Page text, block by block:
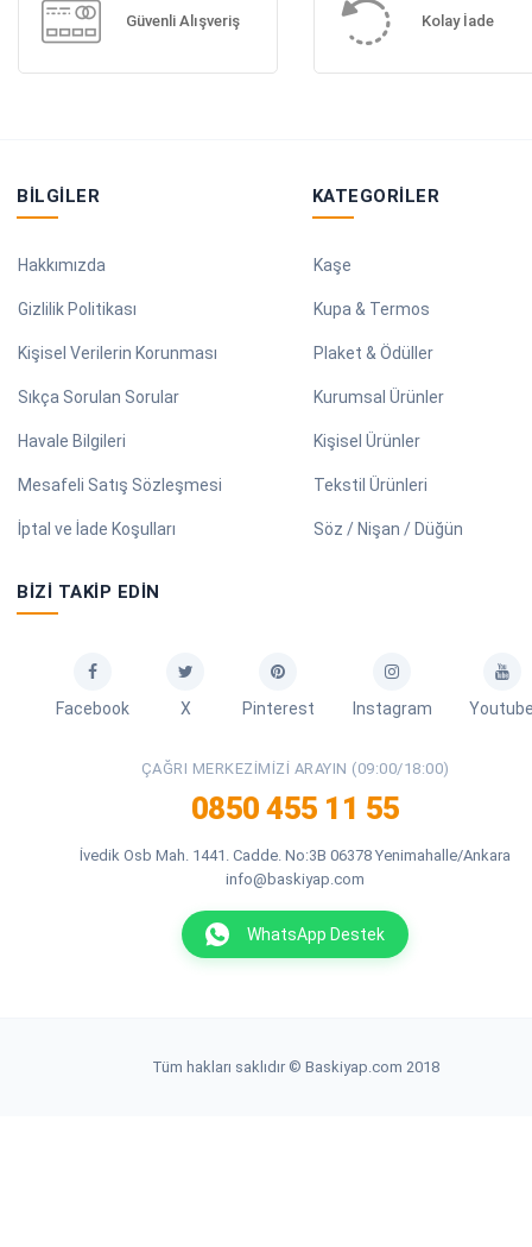
Güvenli Alışveriş Kolay İade
BILGILER
Hakkımızda
Gizlilik Politikası
Kişisel Verilerin Korunması
Sıkça Sorulan Sorular
Havale Bilgileri
Mesafeli Satış Sözleşmesi
İptal ve İade Koşulları
KATEGORILER
Kaşe
Kupa & Termos
Plaket & Ödüller
Kurumsal Ürünler
Kişisel Ürünler
Tekstil Ürünleri
Söz / Nişan / Düğün
BIZI TAKIP EDIN
Facebook X Pinterest Instagram
ÇAĞRI MERKEZIMIZI ARAYIN (09:00/18:00)
0850 455 11 55
İvedik Osb Mah. 1441. Cadde. No:3B 06378 Yenimahalle/Ankara
info@baskiyap.com
WhatsApp Destek
Tüm hakları saklıdır © Baskiyap.com 2018